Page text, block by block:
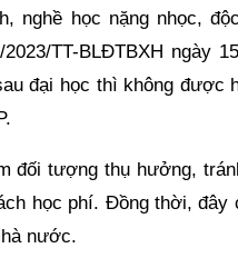
nghề học nặng nhọc,
TT-BLĐTBXH ngày
đại học thì không được
đối tượng thụ hưởng,
học phí. Đồng thời,
nước.